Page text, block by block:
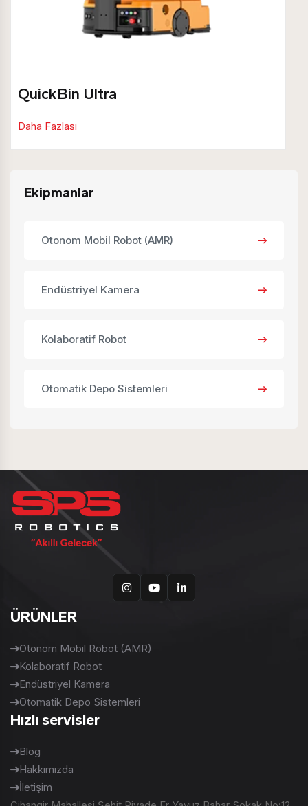
QuickBin Ultra
Daha Fazlası
Ekipmanlar
Otonom Mobil Robot (AMR)
Endüstriyel Kamera
Kolaboratif Robot
Otomatik Depo Sistemleri
ÜRÜNLER
Otonom Mobil Robot (AMR)
Kolaboratif Robot
Endüstriyel Kamera
Otomatik Depo Sistemleri
Hızlı servisler
Blog
Hakkımızda
İletişim